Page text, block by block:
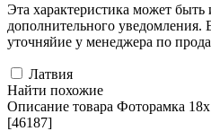
Эта характеристика может быть
дополнительного уведомления.
уточняйие у менеджера по
Латвия
Найти похожие
Описание товара Фоторамка
[46187]